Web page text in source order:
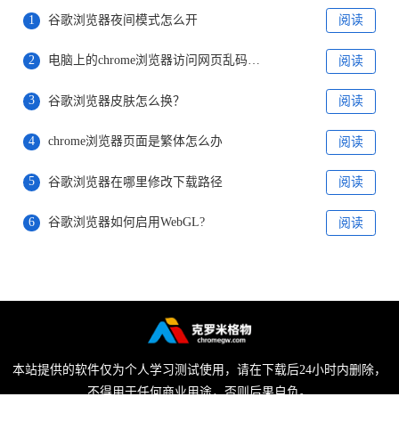
1 谷歌浏览器夜间模式怎么开 阅读
2 电脑上的chrome浏览器访问网页乱码怎么办 阅读
3 谷歌浏览器皮肤怎么换？ 阅读
4 chrome浏览器页面是繁体怎么办 阅读
5 谷歌浏览器在哪里修改下载路径 阅读
6 谷歌浏览器如何启用WebGL? 阅读
本站提供的软件仅为个人学习测试使用，请在下载后24小时内删除，
不得用于任何商业用途，否则后果自负。